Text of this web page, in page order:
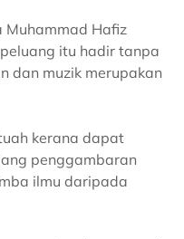
Muhammad Hafiz
itu hadir tanpa
dan muzik merupakan
kerana dapat
penggambaran
ilmu daripada